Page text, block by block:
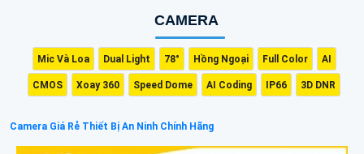
CAMERA
Mic Và Loa Dual Light 78° Hồng Ngoại Full Color AI
CMOS Xoay 360 Speed Dome AI Coding IP66 3D DNR
Camera Giá Rẻ Thiết Bị An Ninh Chính Hãng